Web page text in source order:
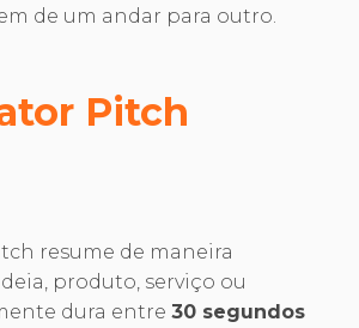
de um andar para outro.
Pitch
resume de maneira
produto, serviço ou
dura entre 30 segundos